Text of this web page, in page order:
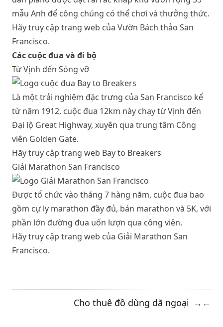
mẫu Anh để công chúng có thể chơi và thưởng thức.
Hãy truy cập trang web của Vườn Bách thảo San
Francisco.
Các cuộc đua và đi bộ
Từ Vịnh đến Sóng vỡ
Là một trải nghiệm đặc trưng của San Francisco kể
từ năm 1912, cuộc đua 12km này chạy từ Vịnh đến
Đại lộ Great Highway, xuyên qua trung tâm Công
viên Golden Gate.
Hãy truy cập trang web Bay to Breakers
Giải Marathon San Francisco
Được tổ chức vào tháng 7 hàng năm, cuộc đua bao
gồm cự ly marathon đầy đủ, bán marathon và 5K, với
phần lớn đường đua uốn lượn qua công viên.
Hãy truy cập trang web của Giải Marathon San
Francisco.
Cho thuê đồ dùng dã ngoại → ←